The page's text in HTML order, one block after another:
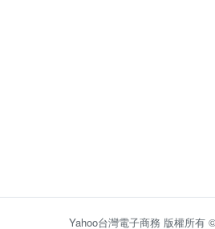
Yahoo台灣電子商務 版權所有